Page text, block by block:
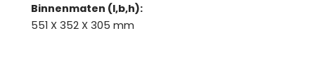
Binnenmaten (l,b,h):
551 X 352 X 305 mm